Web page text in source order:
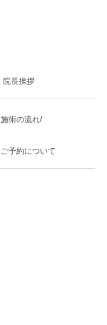
院長挨拶
施術の流れ/
ご予約について